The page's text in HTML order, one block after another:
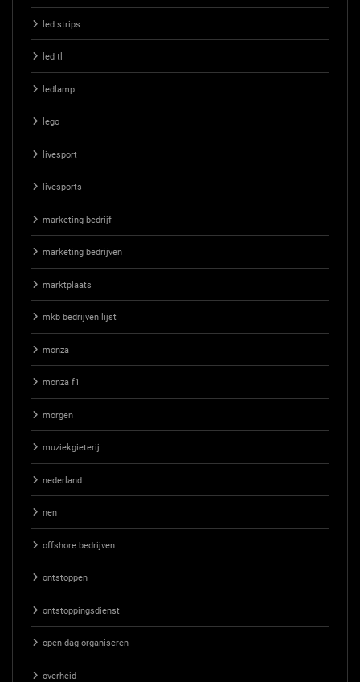
led strips
led tl
ledlamp
lego
livesport
livesports
marketing bedrijf
marketing bedrijven
marktplaats
mkb bedrijven lijst
monza
monza f1
morgen
muziekgieterij
nederland
nen
offshore bedrijven
ontstoppen
ontstoppingsdienst
open dag organiseren
overheid